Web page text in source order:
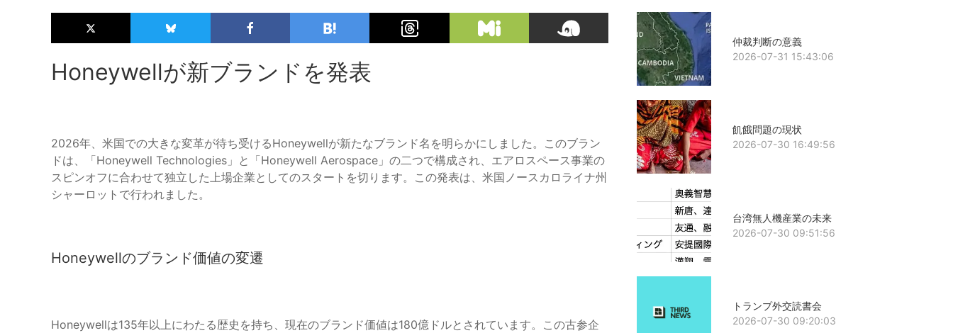
Honeywellが新ブランドを発表
2026年、米国での大きな変革が待ち受けるHoneywellが新たなブランド名を明らかにしました。このブラン
ドは、「Honeywell Technologies」と「Honeywell Aerospace」の二つで構成され、エアロスペース事業の
スピンオフに合わせて独立した上場企業としてのスタートを切ります。この発表は、米国ノースカロライナ州
シャーロットで行われました。
Honeywellのブランド価値の変遷
Honeywellは135年以上にわたる歴史を持ち、現在のブランド価値は180億ドルとされています。この古参企
仲裁判断の意義
2026-07-31 15:43:06
飢餓問題の現状
2026-07-30 16:49:56
台湾無人機産業の未来
2026-07-30 09:51:56
トランプ外交読書会
2026-07-30 09:20:03